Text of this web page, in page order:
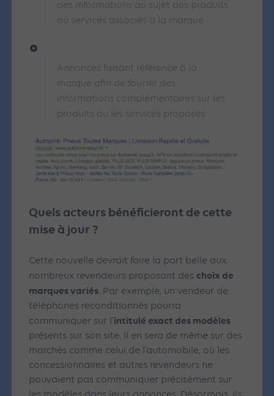
des informations au sujet des produits
ou services associés à la marque
Annonces faisant référence à la
marque afin de fournir des
informations complémentaires sur les
produits ou les services proposés
Quels acteurs bénéficieront de cette
mise à jour ?
Cette nouvelle devrait faire la part belle aux
nombreux revendeurs proposant des choix de
marques variés. Par exemple, un vendeur de
téléphones reconditionnés pourra
communiquer sur l’intitulé exact des modèles
présents sur son site. Il en sera de même sur des
marchés comme celui de l’automobile, où les
concessionnaires et autres revendeurs ne
pouvaient pas communiquer précisément sur